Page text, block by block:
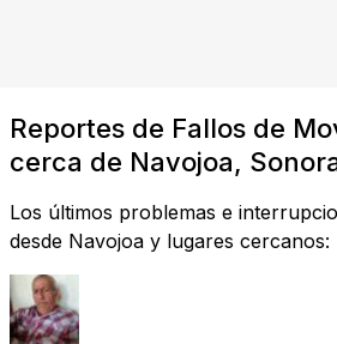
Reportes de Fallos de
cerca de Navojoa,
Los últimos problemas e
desde Navojoa y lugares cercanos: